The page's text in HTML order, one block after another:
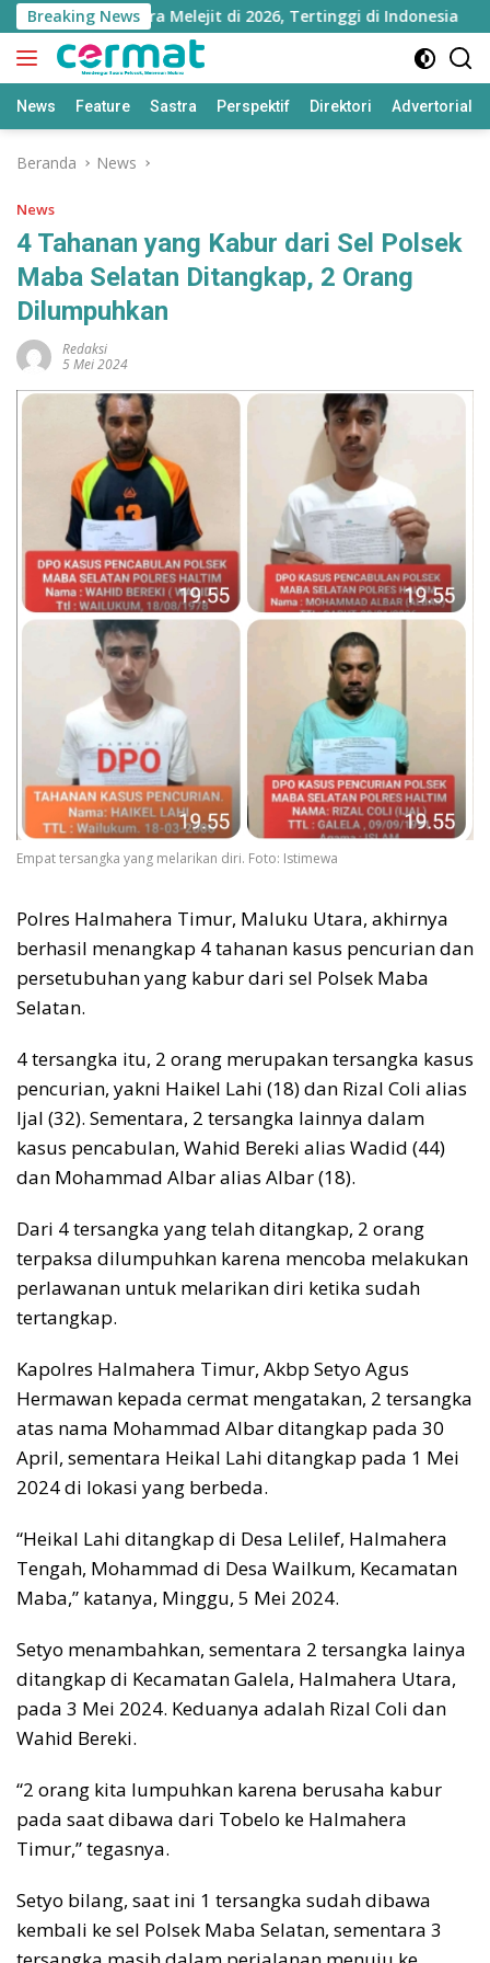
Langsung
ke
konten
Breaking News
Maluku Utara Melejit di 2026, Tertinggi di Indonesia
News Feature Sastra Perspektif Direktori Advertorial
Beranda News
News
4 Tahanan yang Kabur dari Sel Polsek
Maba Selatan Ditangkap, 2 Orang
Dilumpuhkan
Redaksi
5 Mei 2024
Empat tersangka yang melarikan diri. Foto: Istimewa
Polres Halmahera Timur, Maluku Utara, akhirnya
berhasil menangkap 4 tahanan kasus pencurian dan
persetubuhan yang kabur dari sel Polsek Maba
Selatan.
4 tersangka itu, 2 orang merupakan tersangka kasus
pencurian, yakni Haikel Lahi (18) dan Rizal Coli alias
Ijal (32). Sementara, 2 tersangka lainnya dalam
kasus pencabulan, Wahid Bereki alias Wadid (44)
dan Mohammad Albar alias Albar (18).
Dari 4 tersangka yang telah ditangkap, 2 orang
terpaksa dilumpuhkan karena mencoba melakukan
perlawanan untuk melarikan diri ketika sudah
tertangkap.
Kapolres Halmahera Timur, Akbp Setyo Agus
Hermawan kepada cermat mengatakan, 2 tersangka
atas nama Mohammad Albar ditangkap pada 30
April, sementara Heikal Lahi ditangkap pada 1 Mei
2024 di lokasi yang berbeda.
“Heikal Lahi ditangkap di Desa Lelilef, Halmahera
Tengah, Mohammad di Desa Wailkum, Kecamatan
Maba,” katanya, Minggu, 5 Mei 2024.
Setyo menambahkan, sementara 2 tersangka lainya
ditangkap di Kecamatan Galela, Halmahera Utara,
pada 3 Mei 2024. Keduanya adalah Rizal Coli dan
Wahid Bereki.
“2 orang kita lumpuhkan karena berusaha kabur
pada saat dibawa dari Tobelo ke Halmahera
Timur,” tegasnya.
Setyo bilang, saat ini 1 tersangka sudah dibawa
kembali ke sel Polsek Maba Selatan, sementara 3